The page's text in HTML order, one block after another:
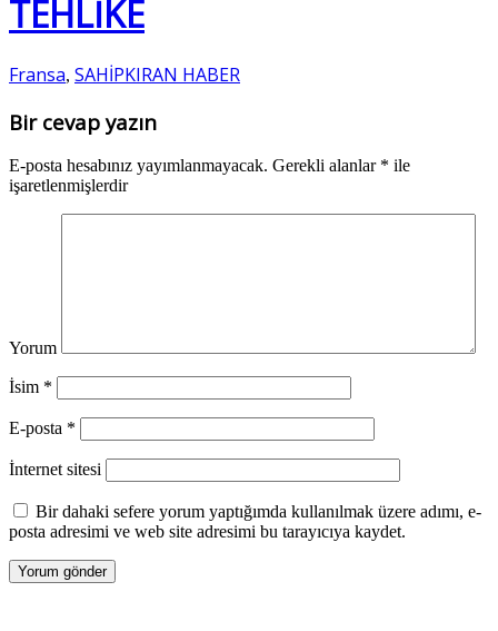
TEHLİKE
Fransa, SAHİPKIRAN HABER
Bir cevap yazın
E-posta hesabınız yayımlanmayacak. Gerekli alanlar * ile
işaretlenmişlerdir
Yorum
İsim *
E-posta *
İnternet sitesi
Bir dahaki sefere yorum yaptığımda kullanılmak üzere adımı, e-
posta adresimi ve web site adresimi bu tarayıcıya kaydet.